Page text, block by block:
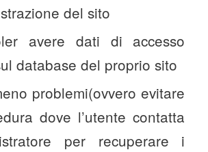
del sito
avere dati di accesso
database del proprio sito
problemi(ovvero evitare
dove l’utente contatta
per recuperare i